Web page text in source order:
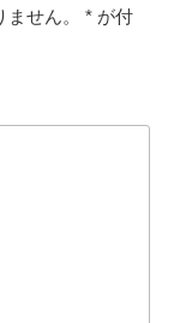
せん。 * が付